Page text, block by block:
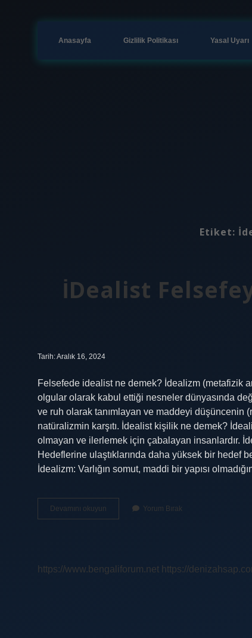
Anasayfa Gizlilik Politikası Yasal Uyarı
Etiket:
İDealist
Tarih: Aralık 16, 2024
Felsefede idealist ne demek? İdealizm (metafizik
olgular olarak kabul ettiği nesneler dünyasında
ve ruh olarak tanımlayan ve maddeyi düşüncenin
natüralizmin karşıtı. İdealist kişilik ne demek?
olmayan ve ilerlemek için çabalayan insanlardır.
Hedeflerine ulaştıklarında daha yüksek bir hedef
İdealizm: Varlığın somut, maddi bir yapısı
Devamını okuyun
Felsefeye
Yorum Bırak
https://www.bengaliforum.net https://